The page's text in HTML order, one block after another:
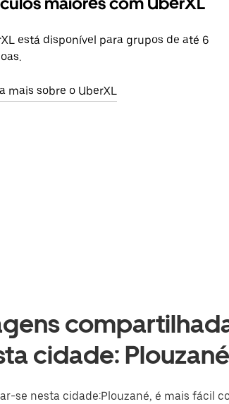
está disponível para grupos de até 6
mais sobre o UberXL
cidade:
se nesta cidade:Plouzané, é mais fácil